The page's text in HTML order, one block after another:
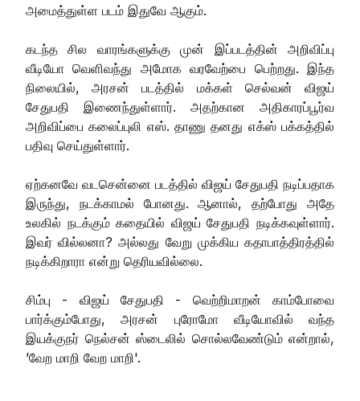
அமைத்துள்ள படம் இதுவே ஆகும்.
கடந்த சில வாரங்களுக்கு முன் இப்படத்தின் அறிவிப்பு
வீடியோ வெளிவந்து அமோக வரவேற்பை பெற்றது. இந்த
நிலையில், அரசன் படத்தில் மக்கள் செல்வன் விஜய்
சேதுபதி இணைந்துள்ளார். அதற்கான அதிகாரப்பூர்வ
அறிவிப்பை கலைப்புலி எஸ். தாணு தனது எக்ஸ் பக்கத்தில்
பதிவு செய்துள்ளார்.
ஏற்கனவே வடசென்னை படத்தில் விஜய் சேதுபதி நடிப்பதாக
இருந்து, நடக்காமல் போனது. ஆனால், தற்போது அதே
உலகில் நடக்கும் கதையில் விஜய் சேதுபதி நடிக்கவுள்ளார்.
இவர் வில்லனா? அல்லது வேறு முக்கிய கதாபாத்திரத்தில்
நடிக்கிறாரா என்று தெரியவில்லை.
சிம்பு - விஜய் சேதுபதி - வெற்றிமாறன் காம்போவை
பார்க்கும்போது, அரசன் புரோமோ வீடியோவில் வந்த
இயக்குநர் நெல்சன் ஸ்டைலில் சொல்லவேண்டும் என்றால்,
’வேற மாறி வேற மாறி'.